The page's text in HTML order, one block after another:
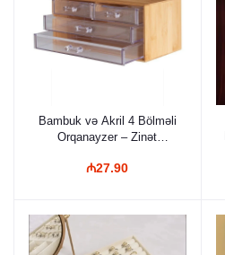
Bambuk və Akril 4 Bölməli
Orqanayzer – Zinət
Ləvazimatları üçün
₼27.90